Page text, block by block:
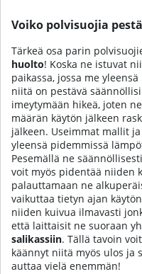
Voiko polvisuojia
Tärkeä osa parin
huolto! Koska ne istuvat
paikassa, jossa me
niitä on pestävä
imeytymään hikeä, joten
määrän käytön jälkeen
jälkeen. Useimmat mallit
yleensä pidemmissä
Pesemällä ne
voit myös pidentää niiden
palauttamaan ne
vaikuttaa tietyn ajan
niiden kuivua ilmavasti
että laittaisit ne suoraan
salikassiin. Tällä tavoin
käännyt niitä myös ulos ja
auttaa vielä enemmän!